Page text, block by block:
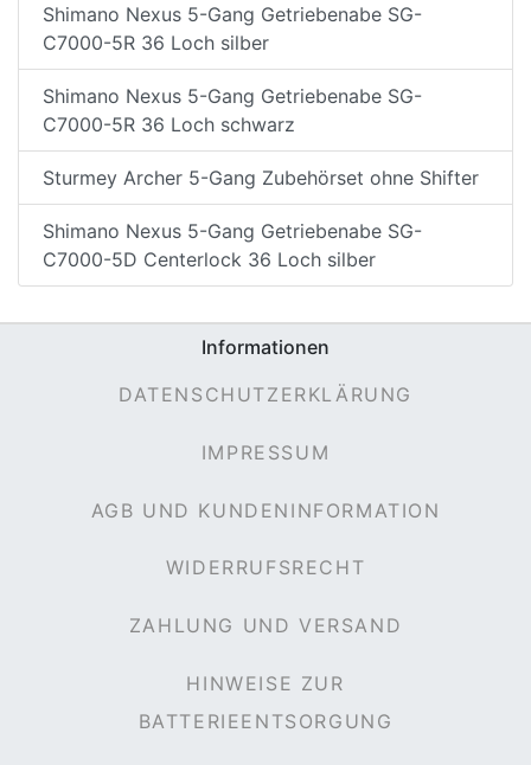
Shimano Nexus 5-Gang Getriebenabe SG-
C7000-5R 36 Loch silber
Shimano Nexus 5-Gang Getriebenabe SG-
C7000-5R 36 Loch schwarz
Sturmey Archer 5-Gang Zubehörset ohne Shifter
Shimano Nexus 5-Gang Getriebenabe SG-
C7000-5D Centerlock 36 Loch silber
Informationen
DATENSCHUTZERKLÄRUNG
IMPRESSUM
AGB UND KUNDENINFORMATION
WIDERRUFSRECHT
ZAHLUNG UND VERSAND
HINWEISE ZUR
BATTERIEENTSORGUNG